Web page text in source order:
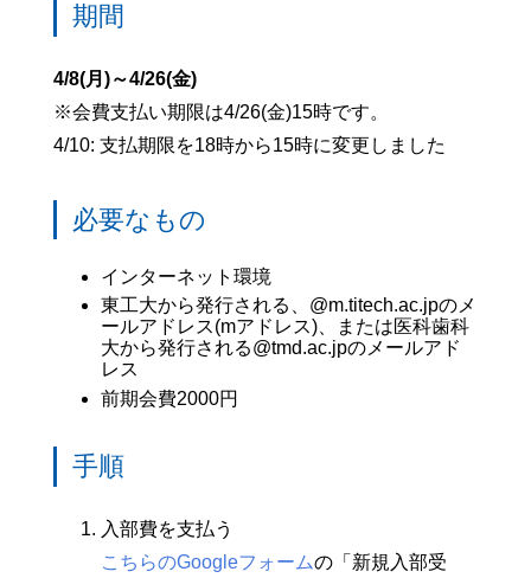
期間
4/8(月)～4/26(金)
※会費支払い期限は4/26(金)15時です。
4/10: 支払期限を18時から15時に変更しました
必要なもの
インターネット環境
東工大から発行される、@m.titech.ac.jpのメ
ールアドレス(mアドレス)、または医科歯科
大から発行される@tmd.ac.jpのメールアド
レス
前期会費2000円
手順
入部費を支払う
こちらのGoogleフォームの「新規入部受